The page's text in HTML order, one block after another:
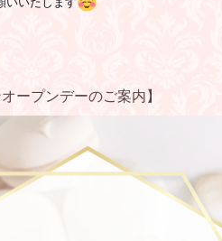
ープンデーのご案内】